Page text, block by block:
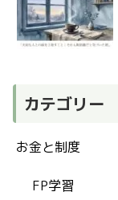
カテゴリー
お金と制度
FP学習